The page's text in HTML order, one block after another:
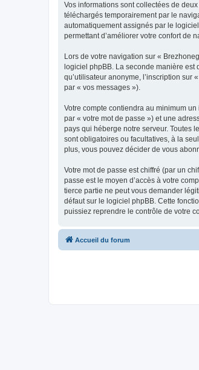
Vos informations sont collectées de
téléchargés temporairement par le
automatiquement assignés par le
permettant d’améliorer votre confort de
Lors de votre navigation sur «
logiciel phpBB. La seconde manière
qu’utilisateur anonyme, l’inscription
par « vos messages »).
Votre compte contiendra au minimum
par « votre mot de passe ») et une
pays qui héberge notre serveur. Toutes
sont obligatoires ou facultatives, à la
plus, vous pouvez décider de vous
Votre mot de passe est chiffré (par un
passe est le moyen d’accès à votre
tierce partie ne peut vous demander
défaut sur le logiciel phpBB. Cette
puissiez reprendre le contrôle de votre
Accueil du forum